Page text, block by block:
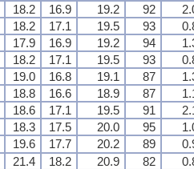
18.2 16.9 19.2 92
18.2 17.1 19.5 93
17.9 16.9 19.2 94
18.2 17.1 19.5 93
19.0 16.8 19.1 87
18.8 16.6 18.9 87
18.6 17.1 19.5 91
18.3 17.5 20.0 95
19.6 17.7 20.2 89
21.4 18.2 20.9 82